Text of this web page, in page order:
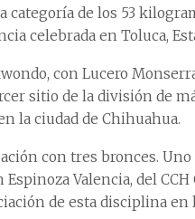
categoría de los 53
celebrada en Toluca,
con Lucero
sitio de la división de
la ciudad de Chihuahua.
con tres bronces.
Valencia, del
de esta disciplina en